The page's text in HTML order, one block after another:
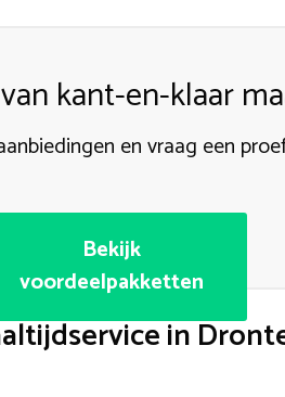
kant-en-klaar
en vraag een
Bekijk
voordeelpakketten
in